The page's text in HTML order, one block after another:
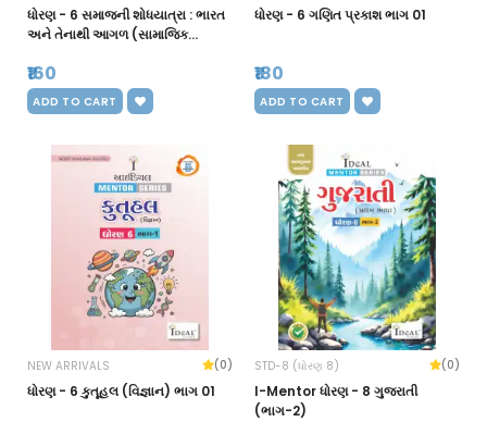
ધોરણ - 6 સમાજની શોધયાત્રા : ભારત
અને તેનાથી આગળ (સામાજિક
₹160
ADD TO CART
ધોરણ - 6 ગણિત પ્રકાશ ભાગ 01
₹180
ADD TO CART
NEW ARRIVALS (0)
ધોરણ - 6 કુતૂહલ (વિજ્ઞાન) ભાગ 01
STD-8 (ધોરણ 8) (0)
I-Mentor ધોરણ - 8 ગુજરાતી
(ભાગ-2)